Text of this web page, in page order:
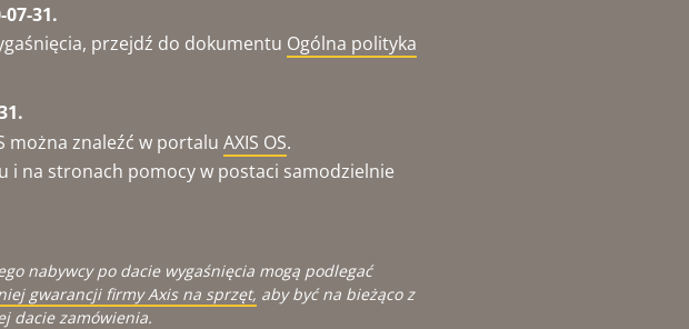
31.
przejdź do dokumentu Ogólna polityka
można znaleźć w portalu AXIS OS.
i na stronach pomocy w postaci samodzielnie
nabywcy po dacie wygaśnięcia mogą podlegać
gwarancji firmy Axis na sprzęt, aby być na bieżąco z
dacie zamówienia.